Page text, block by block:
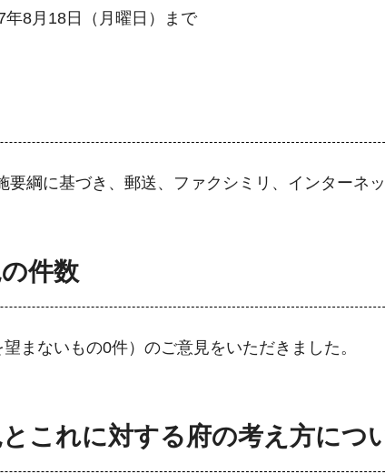
8月18日（月曜日）まで
綱に基づき、郵送、ファクシミリ、インターネ
件数
まないもの0件）のご意見をいただきました。
これに対する府の考え方につ